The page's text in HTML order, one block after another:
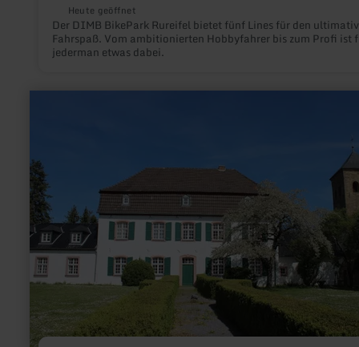
Heute geöffnet
Der DIMB BikePark Rureifel bietet fünf Lines für den
Fahrspaß. Vom ambitionierten Hobbyfahrer bis zum Profi ist
jederman etwas dabei.
Spuren
der
Römer